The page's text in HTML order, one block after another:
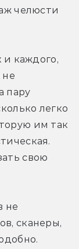
челюсти
и каждого,
не
пару
легко
им так
свою
не
сканеры,